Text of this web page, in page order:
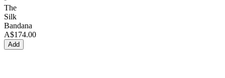
The
Silk
Bandana
A$174.00
Add